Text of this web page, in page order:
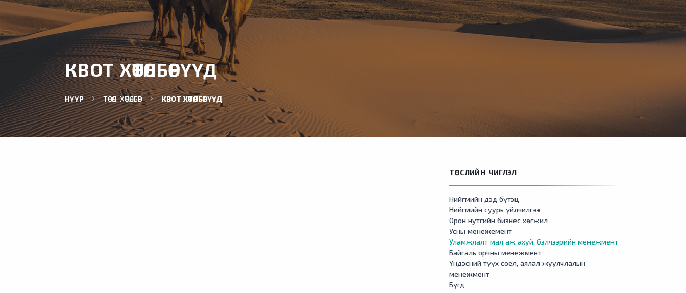
КВОТ ХӨТӨЛБӨРҮҮД
НҮҮР ТӨСӨЛ, ХӨТӨЛБӨР КВОТ ХӨТӨЛБӨРҮҮД
ТӨСЛИЙН ЧИГЛЭЛ
Нийгмийн дэд бүтэц
Нийгмийн суурь үйлчилгээ
Орон нутгийн бизнес хөгжил
Усны менежемент
Уламжлалт мал аж ахуй, бэлчээрийн менежмент
Байгаль орчны менежмент
Үндэсний түүх соёл, аялал жуулчлалын
менежмент
Бүгд